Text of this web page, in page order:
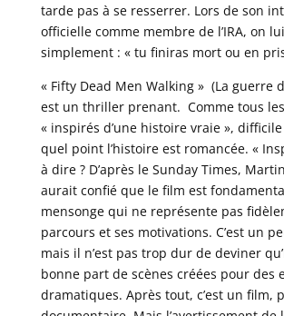
tarde pas à se resserrer. Lors de son
officielle comme membre de l’IRA, on
simplement : « tu finiras mort ou en
« Fifty Dead Men Walking » (La guerre
est un thriller prenant. Comme tous
« inspirés d’une histoire vraie »,
quel point l’histoire est romancée. «
à dire ? D’après le Sunday Times,
aurait confié que le film est
mensonge qui ne représente pas
parcours et ses motivations. C’est un
mais il n’est pas trop dur de deviner
bonne part de scènes créées pour des
dramatiques. Après tout, c’est un film,